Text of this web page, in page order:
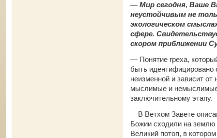
— Мир сегодня, Ваше
неустойчивым не
экологическом
сфере.
скором приближении
— Понятие греха,
быть
неизменной и зависит
мыслимые и немыслимые
заключительному этапу.
В Ветхом Завете
Божии сходили на землю
Великий потоп, в